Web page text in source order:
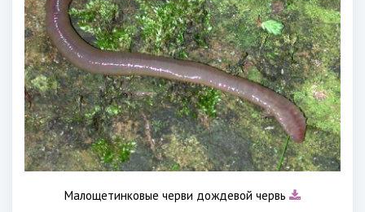
Малощетинковые черви дождевой червь